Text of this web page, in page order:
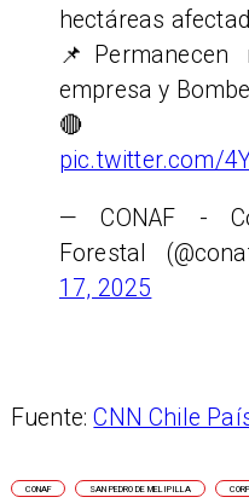
hectáreas
📌Permanecen
empresa y
🔴
pic.twitter.com/
— CONAF -
Forestal
17, 2025
Fuente:CNN Chile
CONAF SAN PEDRO DE MELIPILLA